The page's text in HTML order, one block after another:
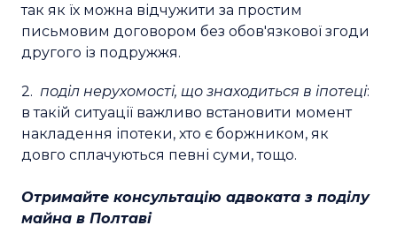
так як їх можна відчужити за простим
письмовим договором без обов'язкової згоди
другого із подружжя.
2. поділ нерухомості, що знаходиться в іпотеці:
в такій ситуації важливо встановити момент
накладення іпотеки, хто є боржником, як
довго сплачуються певні суми, тощо.
Отримайте консультацію адвоката з поділу
майна в Полтаві